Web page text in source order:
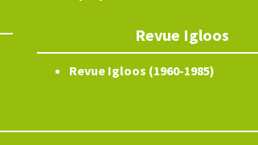
Revue Igloos
Revue Igloos (1960-1985)